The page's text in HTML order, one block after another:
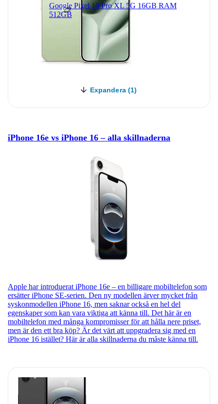
Google Pixel 10 Pro XL 5G 16GB RAM
512GB
Expandera (1)
iPhone 16e vs iPhone 16 – alla skillnaderna
Apple har introduerat iPhone 16e – en billigare mobiltelefon som
ersätter iPhone SE-serien. Den ny modellen ärver mycket från
syskonmodellen iPhone 16, men saknar också en hel del
egenskaper som kan vara viktiga att känna till. Det här är en
mobiltelefon med många kompromisser för att hålla nere priset,
men är den ett bra köp? Är det värt att uppgradera sig med en
iPhone 16 istället? Här är alla skillnaderna du måste känna till.